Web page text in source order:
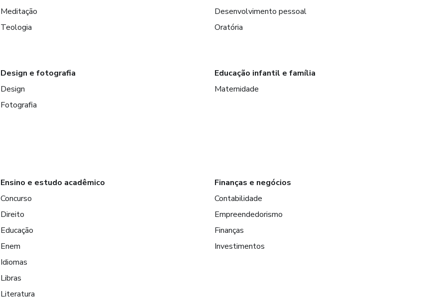
Meditação
Teologia
Desenvolvimento pessoal
Oratória
Design e fotografia
Design
Fotografia
Educação infantil e família
Maternidade
Ensino e estudo acadêmico
Concurso
Direito
Educação
Enem
Idiomas
Libras
Literatura
Finanças e negócios
Contabilidade
Empreendedorismo
Finanças
Investimentos